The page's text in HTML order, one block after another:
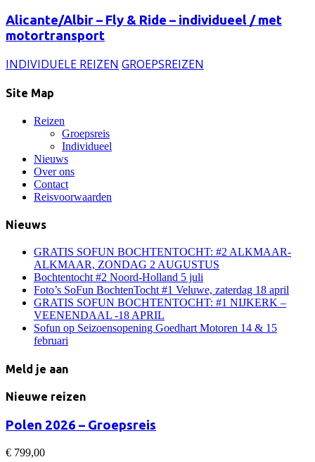
Alicante/Albir – Fly & Ride – individueel / met
motortransport
INDIVIDUELE REIZEN GROEPSREIZEN
Site Map
Reizen
Groepsreis
Individueel
Nieuws
Over ons
Contact
Reisvoorwaarden
Nieuws
GRATIS SOFUN BOCHTENTOCHT: #2 ALKMAAR-
ALKMAAR, ZONDAG 2 AUGUSTUS
Bochtentocht #2 Noord-Holland 5 juli
Foto’s SoFun BochtenTocht #1 Veluwe, zaterdag 18 april
GRATIS SOFUN BOCHTENTOCHT: #1 NIJKERK –
VEENENDAAL -18 APRIL
Sofun op Seizoensopening Goedhart Motoren 14 & 15
februari
Meld je aan
Nieuwe reizen
Polen 2026 – Groepsreis
€ 799,00